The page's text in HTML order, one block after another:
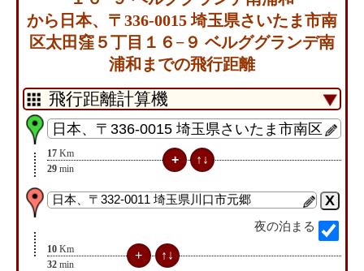
から日本、〒336-0015 埼玉県さいたま市南
区太田窪５丁目１６−９ ベルググランデ南
浦和までの飛行距離
17 Km
29 min
夜の泊まる
10 Km
32 min